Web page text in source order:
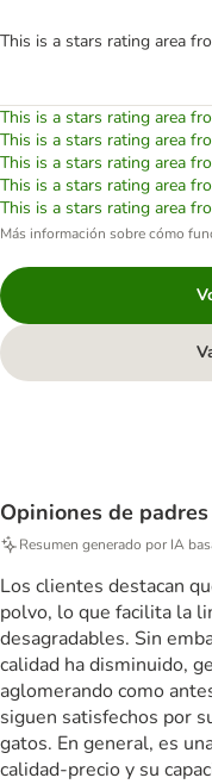
This is a stars rating area
This is a stars rating area
This is a stars rating area
This is a stars rating area
This is a stars rating area
This is a stars rating area
Más información sobre cómo
Opiniones de
Resumen generado por IA
Los clientes destacan
polvo, lo que facilita la
desagradables. Sin
calidad ha disminuido,
aglomerando como
siguen satisfechos por
gatos. En general, es
calidad-precio y su